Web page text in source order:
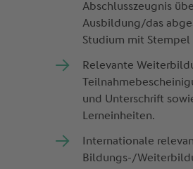
Abschlusszeugnis
Ausbildung/das
Studium mit
Relevante
und Unterschrift
Lerneinheiten.
Internationale
Bildungs-/